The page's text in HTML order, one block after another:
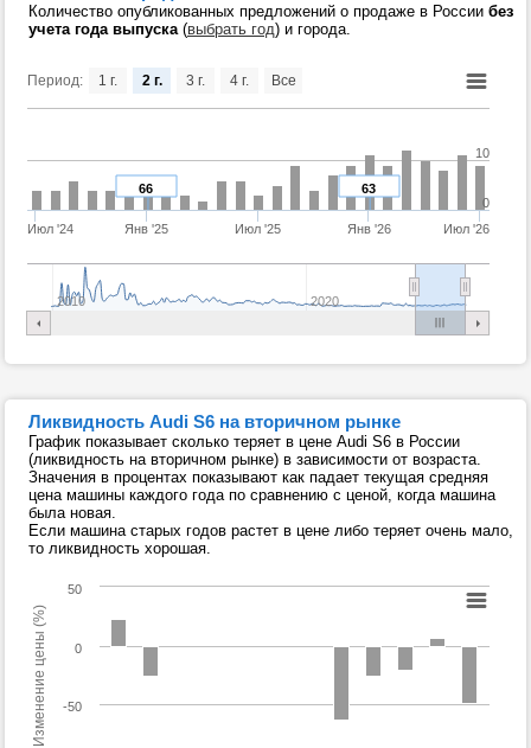
Количество опубликованных предложений о продаже в России без
учета года выпуска(выбрать год) и города.
Период:
63
66
Июл '24 Янв '25 Июл '25 Янв '26 Июл '26
2010 2020
0
10
1 г. 2 г. 3 г. 4 г. Все
Ликвидность Audi S6 на вторичном рынке
График показывает сколько теряет в цене Audi S6 в России
(ликвидность на вторичном рынке) в зависимости от возраста.
Значения в процентах показывают как падает текущая средняя
цена машины каждого года по сравнению с ценой, когда машина
была новая.
Если машина старых годов растет в цене либо теряет очень мало,
то ликвидность хорошая.
Изменение цены (%) -50
0
50